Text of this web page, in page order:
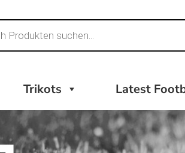
Trikots Latest